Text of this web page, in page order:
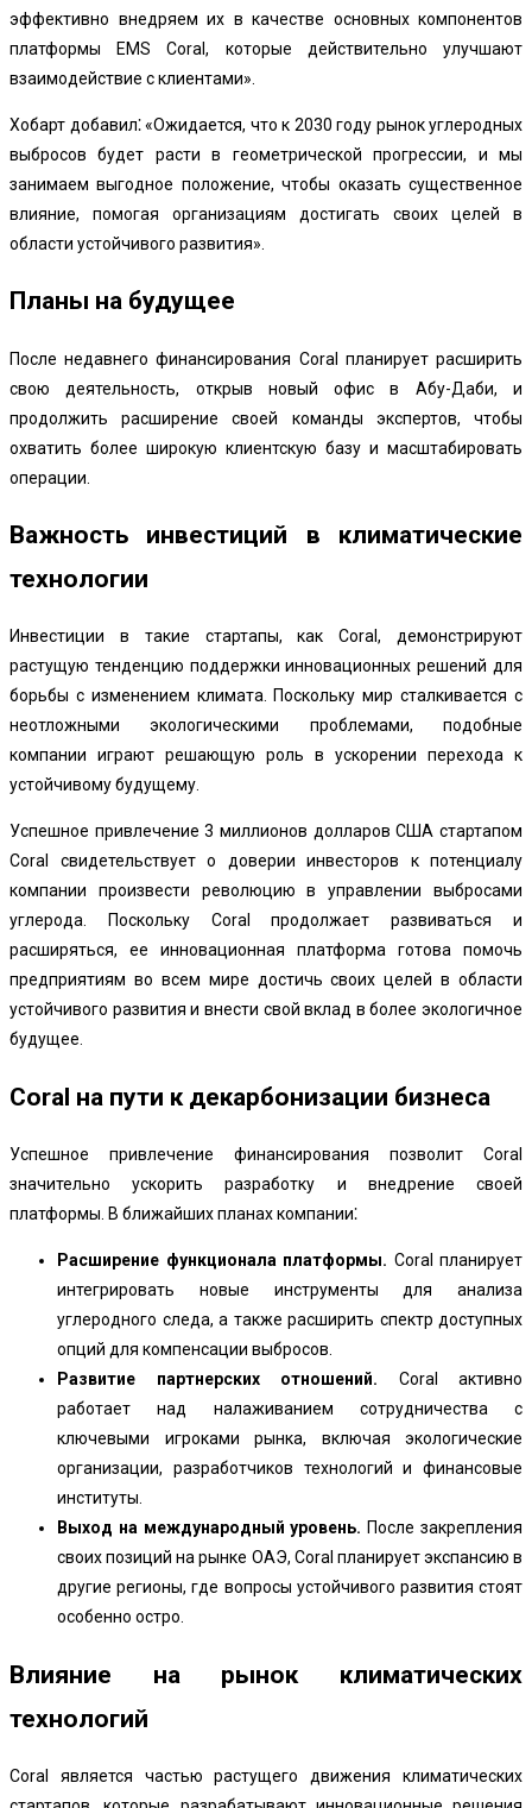
эффективно внедряем их в качестве основных компонентов
платформы EMS Coral, которые действительно улучшают
взаимодействие с клиентами».
Хобарт добавил⁚ «Ожидается, что к 2030 году рынок углеродных
выбросов будет расти в геометрической прогрессии, и мы
занимаем выгодное положение, чтобы оказать существенное
влияние, помогая организациям достигать своих целей в
области устойчивого развития».
Планы на будущее
После недавнего финансирования Coral планирует расширить
свою деятельность, открыв новый офис в Абу-Даби, и
продолжить расширение своей команды экспертов, чтобы
охватить более широкую клиентскую базу и масштабировать
операции.
Важность инвестиций в климатические
технологии
Инвестиции в такие стартапы, как Coral, демонстрируют
растущую тенденцию поддержки инновационных решений для
борьбы с изменением климата. Поскольку мир сталкивается с
неотложными экологическими проблемами, подобные
компании играют решающую роль в ускорении перехода к
устойчивому будущему.
Успешное привлечение 3 миллионов долларов США стартапом
Coral свидетельствует о доверии инвесторов к потенциалу
компании произвести революцию в управлении выбросами
углерода. Поскольку Coral продолжает развиваться и
расширяться, ее инновационная платформа готова помочь
предприятиям во всем мире достичь своих целей в области
устойчивого развития и внести свой вклад в более экологичное
будущее.
Coral на пути к декарбонизации бизнеса
Успешное привлечение финансирования позволит Coral
значительно ускорить разработку и внедрение своей
платформы. В ближайших планах компании⁚
Расширение функционала платформы. Coral планирует
интегрировать новые инструменты для анализа
углеродного следа, а также расширить спектр доступных
опций для компенсации выбросов.
Развитие партнерских отношений. Coral активно
работает над налаживанием сотрудничества с
ключевыми игроками рынка, включая экологические
организации, разработчиков технологий и финансовые
институты.
Выход на международный уровень. После закрепления
своих позиций на рынке ОАЭ, Coral планирует экспансию в
другие регионы, где вопросы устойчивого развития стоят
особенно остро.
Влияние на рынок климатических
технологий
Coral является частью растущего движения климатических